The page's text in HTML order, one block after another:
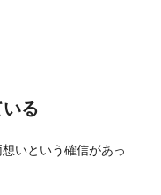
る
いという確信があっ